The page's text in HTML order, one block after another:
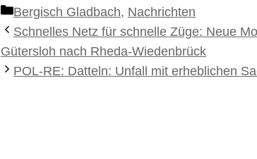
Kategorien
Bergisch Gladbach, Nachrichten
Schnelles Netz für schnelle Züge: Neue
Gütersloh nach Rheda-Wiedenbrück
POL-RE: Datteln: Unfall mit erheblichen